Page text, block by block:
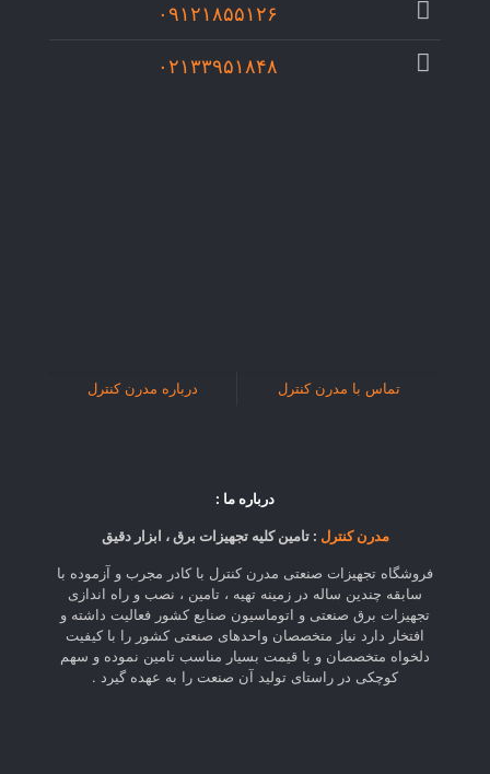
۰۹۱۲۱۸۵۵۱۲۶
۰۲۱۳۳۹۵۱۸۴۸
تماس با مدرن کنترل درباره مدرن کنترل
درباره ما :
مدرن کنترل : تامین کلیه تجهیزات برق ، ابزار دقیق
فروشگاه تجهیزات صنعتی مدرن کنترل با کادر مجرب و آزموده با
سابقه چندین ساله در زمینه تهیه ، تامین ، نصب و راه اندازی
تجهیزات برق صنعتی و اتوماسیون صنایع کشور فعالیت داشته و
افتخار دارد نیاز متخصصان واحدهای صنعتی کشور را با کیفیت
دلخواه متخصصان و با قیمت بسیار مناسب تامین نموده و سهم
کوچکی در راستای تولید آن صنعت را به عهده گیرد .